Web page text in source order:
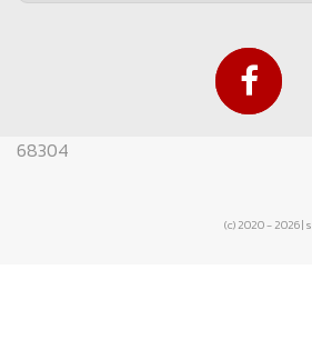
68304
(c) 2020 - 2026 |